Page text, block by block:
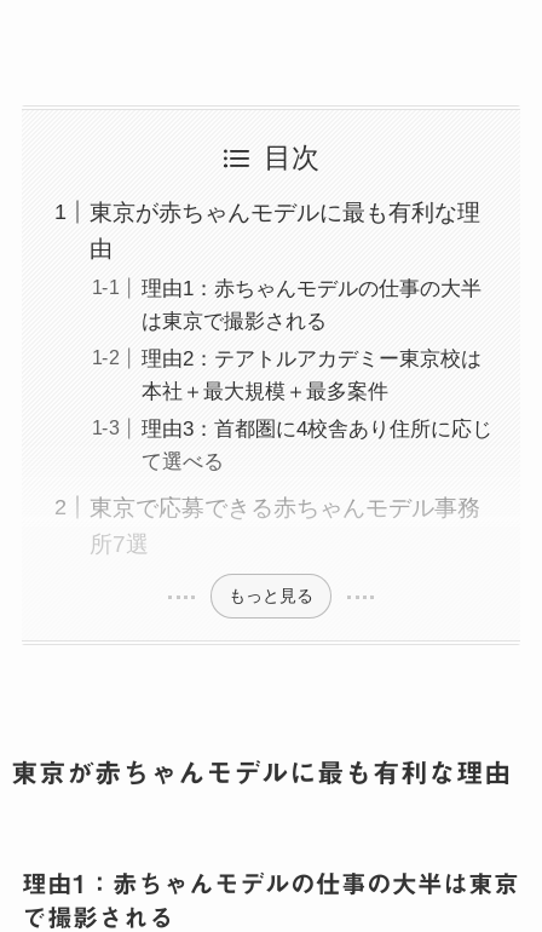
目次
東京が赤ちゃんモデルに最も有利な理
由
理由1：赤ちゃんモデルの仕事の大半
は東京で撮影される
理由2：テアトルアカデミー東京校は
本社＋最大規模＋最多案件
理由3：首都圏に4校舎あり住所に応じ
て選べる
東京で応募できる赤ちゃんモデル事務
所7選
もっと見る
東京が赤ちゃんモデルに最も有利な理由
理由1：赤ちゃんモデルの仕事の大半は東京
で撮影される